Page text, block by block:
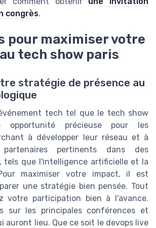
congrès.
pour maximiser votre
tech show paris
stratégie de présence au
tech tel que le tech show
précieuse pour les
à développer leur réseau et à
pertinents dans des
tels que l'intelligence artificielle et la
maximiser votre impact, il est
une stratégie bien pensée. Tout
votre participation bien à l'avance.
sur les principales conférences et
auront lieu. Que ce soit le devops live